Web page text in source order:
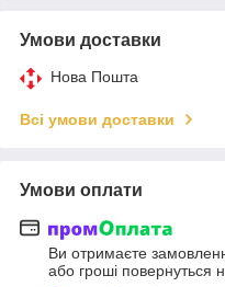
Умови доставки
Нова Пошта
Всі умови доставки
Умови оплати
Ви отримаєте
або гроші повернуться